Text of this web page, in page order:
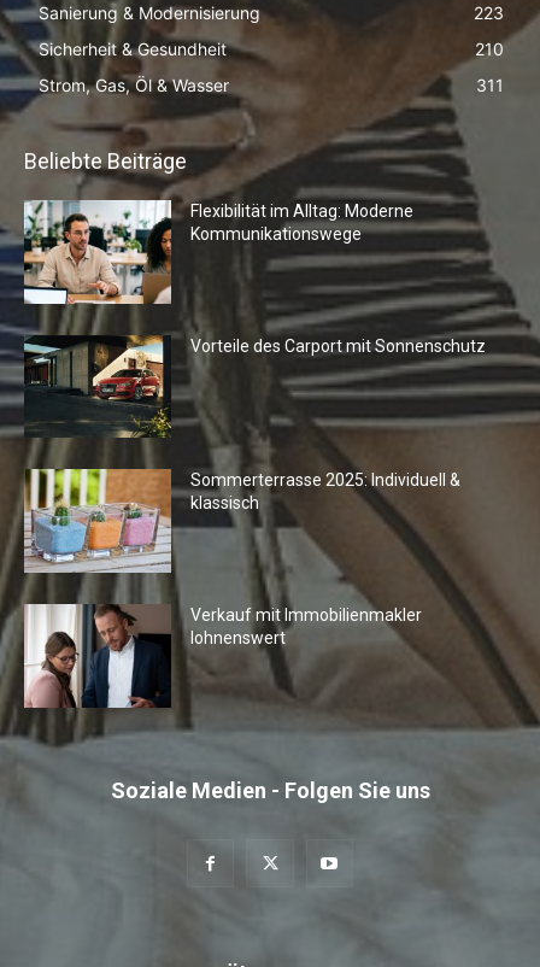
Sanierung & Modernisierung
223
Sicherheit & Gesundheit
210
Strom, Gas, Öl & Wasser
311
Beliebte Beiträge
Flexibilität im Alltag: Moderne
Kommunikationswege
Vorteile des Carport mit Sonnenschutz
Sommerterrasse 2025: Individuell &
klassisch
Verkauf mit Immobilienmakler
lohnenswert
Soziale Medien - Folgen Sie uns